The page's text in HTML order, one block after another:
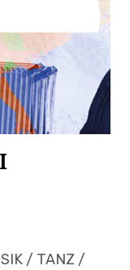
/ TANZ /